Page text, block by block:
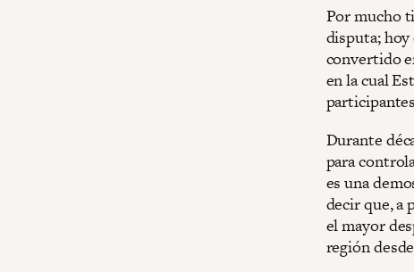
Por mucho
disputa; hoy
convertido
en la cual
Durante
para
es una
decir que, a
el mayor
región